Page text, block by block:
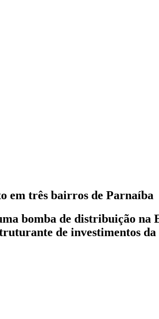
em três bairros de Parnaíba
bomba de distribuição na
de investimentos